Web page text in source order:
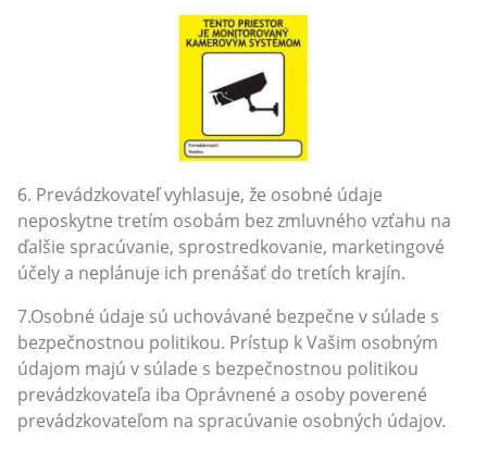
6. Prevádzkovateľ vyhlasuje, že osobné údaje
neposkytne tretím osobám bez zmluvného vzťahu na
ďalšie spracúvanie, sprostredkovanie, marketingové
účely a neplánuje ich prenášať do tretích krajín.
7.Osobné údaje sú uchovávané bezpečne v súlade s
bezpečnostnou politikou. Prístup k Vašim osobným
údajom majú v súlade s bezpečnostnou politikou
prevádzkovateľa iba Oprávnené a osoby poverené
prevádzkovateľom na spracúvanie osobných údajov.